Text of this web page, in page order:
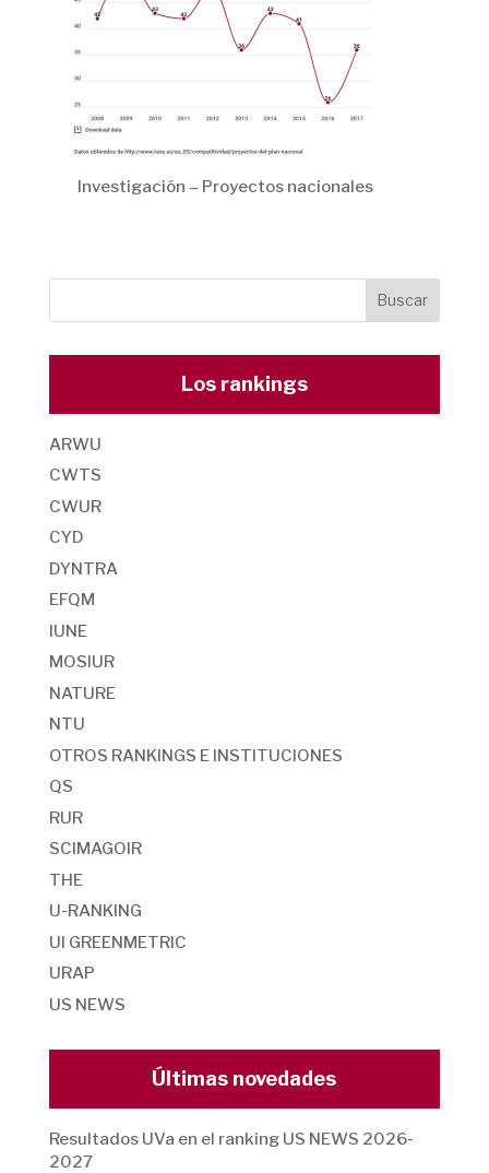
Investigación – Proyectos nacionales
Los rankings
ARWU
CWTS
CWUR
CYD
DYNTRA
EFQM
IUNE
MOSIUR
NATURE
NTU
OTROS RANKINGS E INSTITUCIONES
QS
RUR
SCIMAGOIR
THE
U-RANKING
UI GREENMETRIC
URAP
US NEWS
Últimas novedades
Resultados UVa en el ranking US NEWS 2026-
2027